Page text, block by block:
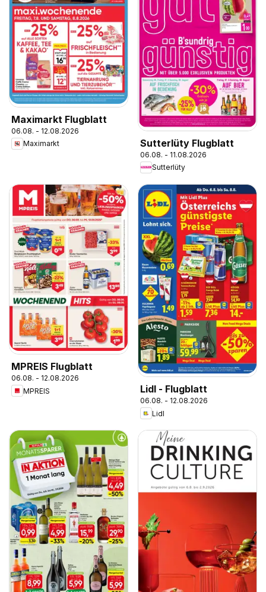
Maximarkt Flugblatt
06.08. - 12.08.2026
Maximarkt
Sutterlüty Flugblatt
06.08. - 11.08.2026
Sutterlüty
MPREIS Flugblatt
06.08. - 12.08.2026
MPREIS
Lidl - Flugblatt
06.08. - 12.08.2026
Lidl